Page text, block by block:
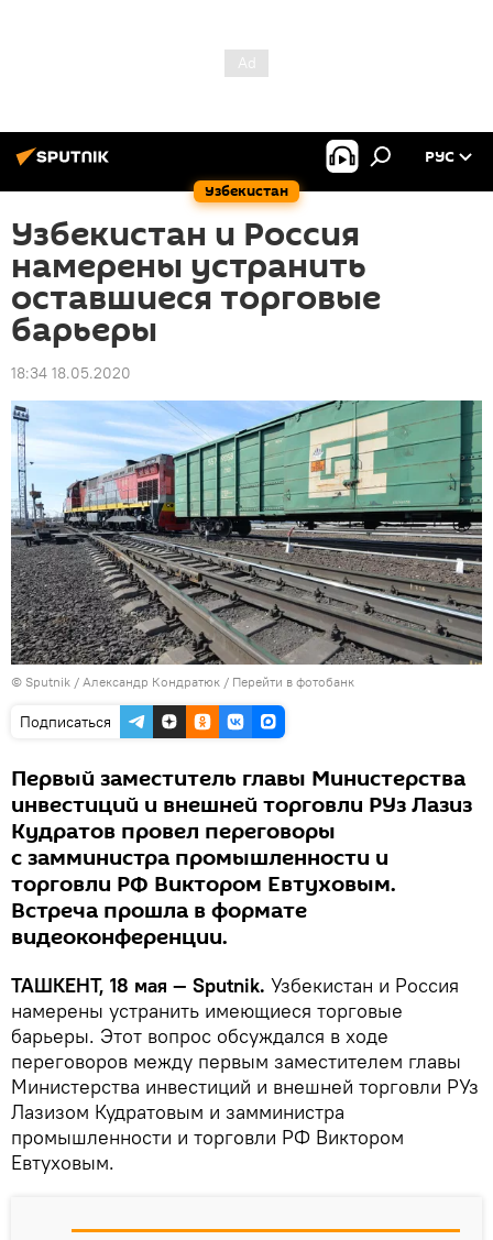
Узбекистан
РУС
Узбекистан и Россия
намерены устранить
оставшиеся торговые
барьеры
18:34 18.05.2020
© Sputnik / Александр Кондратюк / Перейти в фотобанк
Подписаться
Первый заместитель главы Министерства
инвестиций и внешней торговли РУз Лазиз
Кудратов провел переговоры
с замминистра промышленности и
торговли РФ Виктором Евтуховым.
Встреча прошла в формате
видеоконференции.
ТАШКЕНТ, 18 мая — Sputnik. Узбекистан и Россия
намерены устранить имеющиеся торговые
барьеры. Этот вопрос обсуждался в ходе
переговоров между первым заместителем главы
Министерства инвестиций и внешней торговли РУз
Лазизом Кудратовым и замминистра
промышленности и торговли РФ Виктором
Евтуховым.